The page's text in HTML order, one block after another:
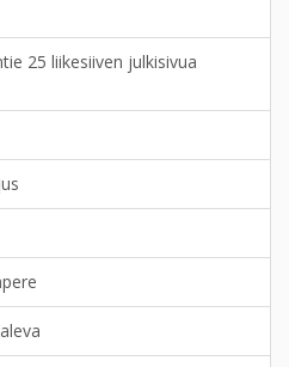
25 liikesiiven julkisivua